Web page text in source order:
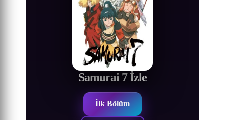
Samurai 7 İzle
İlk Bölüm